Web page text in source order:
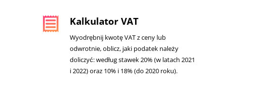
receipt Kalkulator VAT
Wyodrębnij kwotę VAT z ceny lub
odwrotnie, oblicz, jaki podatek należy
doliczyć: według stawek 20% (w latach 2021
i 2022) oraz 10% i 18% (do 2020 roku).